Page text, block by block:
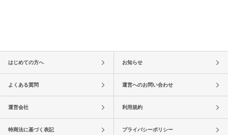
はじめての方へ お知らせ
よくある質問 運営へのお問い合わせ
運営会社 利用規約
特商法に基づく表記 プライバシーポリシー